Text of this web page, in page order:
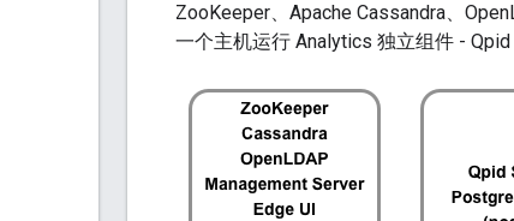
ZooKeeper、Apache Cassandra、
一个主机运行 Analytics 独立组件 - Qpid